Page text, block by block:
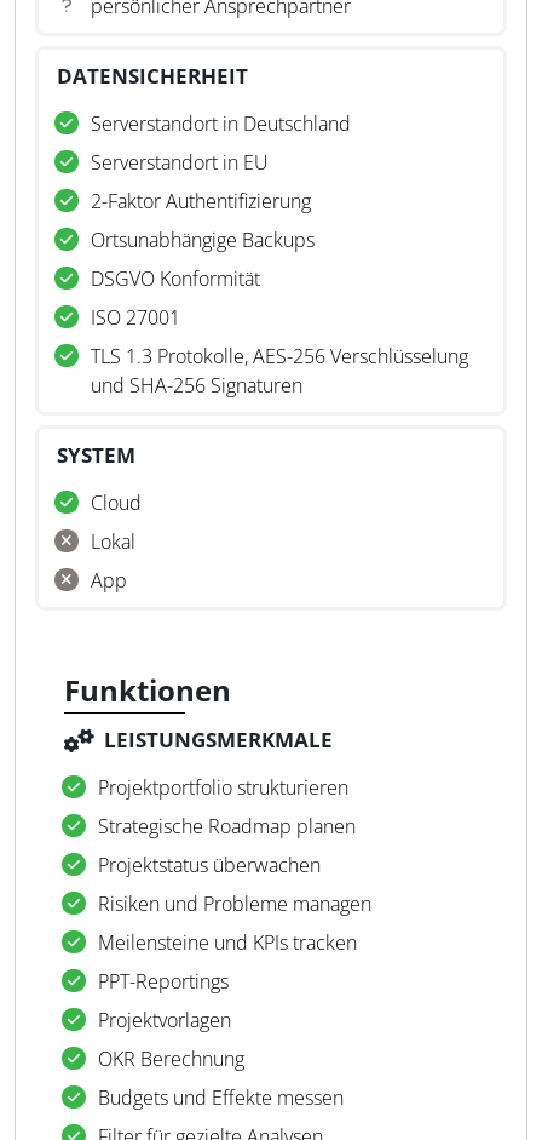
persönlicher Ansprechpartner
DATENSICHERHEIT
Serverstandort in Deutschland
Serverstandort in EU
2-Faktor Authentifizierung
Ortsunabhängige Backups
DSGVO Konformität
ISO 27001
TLS 1.3 Protokolle, AES-256 Verschlüsselung
und SHA-256 Signaturen
SYSTEM
Cloud
Lokal
App
Funktionen
LEISTUNGSMERKMALE
Projektportfolio strukturieren
Strategische Roadmap planen
Projektstatus überwachen
Risiken und Probleme managen
Meilensteine und KPIs tracken
PPT-Reportings
Projektvorlagen
OKR Berechnung
Budgets und Effekte messen